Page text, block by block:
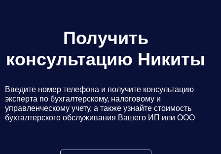
Получить
консультацию Никиты
Введите номер телефона и получите консультацию
эксперта по бухгалтерскому, налоговому и
управленческому учету, а также узнайте стоимость
бухгалтерского обслуживания Вашего ИП или ООО